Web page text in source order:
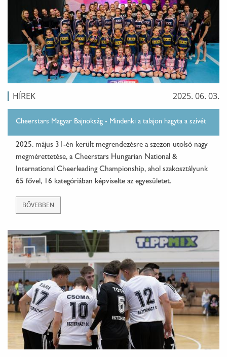
HÍREK 2025. 06. 03.
Cheerstars Magyar Bajnokság - Mindenki a talajon hagyta a szívét
2025. május 31-én került megrendezésre a szezon utolsó nagy
megmérettetése, a Cheerstars Hungarian National &
International Cheerleading Championship, ahol szakosztályunk
65 fővel, 16 kategóriában képviselte az egyesületet.
BŐVEBBEN